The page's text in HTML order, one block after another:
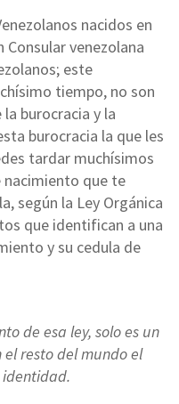
nacidos en
Consular venezolana
este
tiempo, no son
burocracia y la
burocracia la que les
tardar muchísimos
nacimiento que te
según la Ley Orgánica
que identifican a una
y su cedula de
de esa ley, solo es un
resto del mundo el